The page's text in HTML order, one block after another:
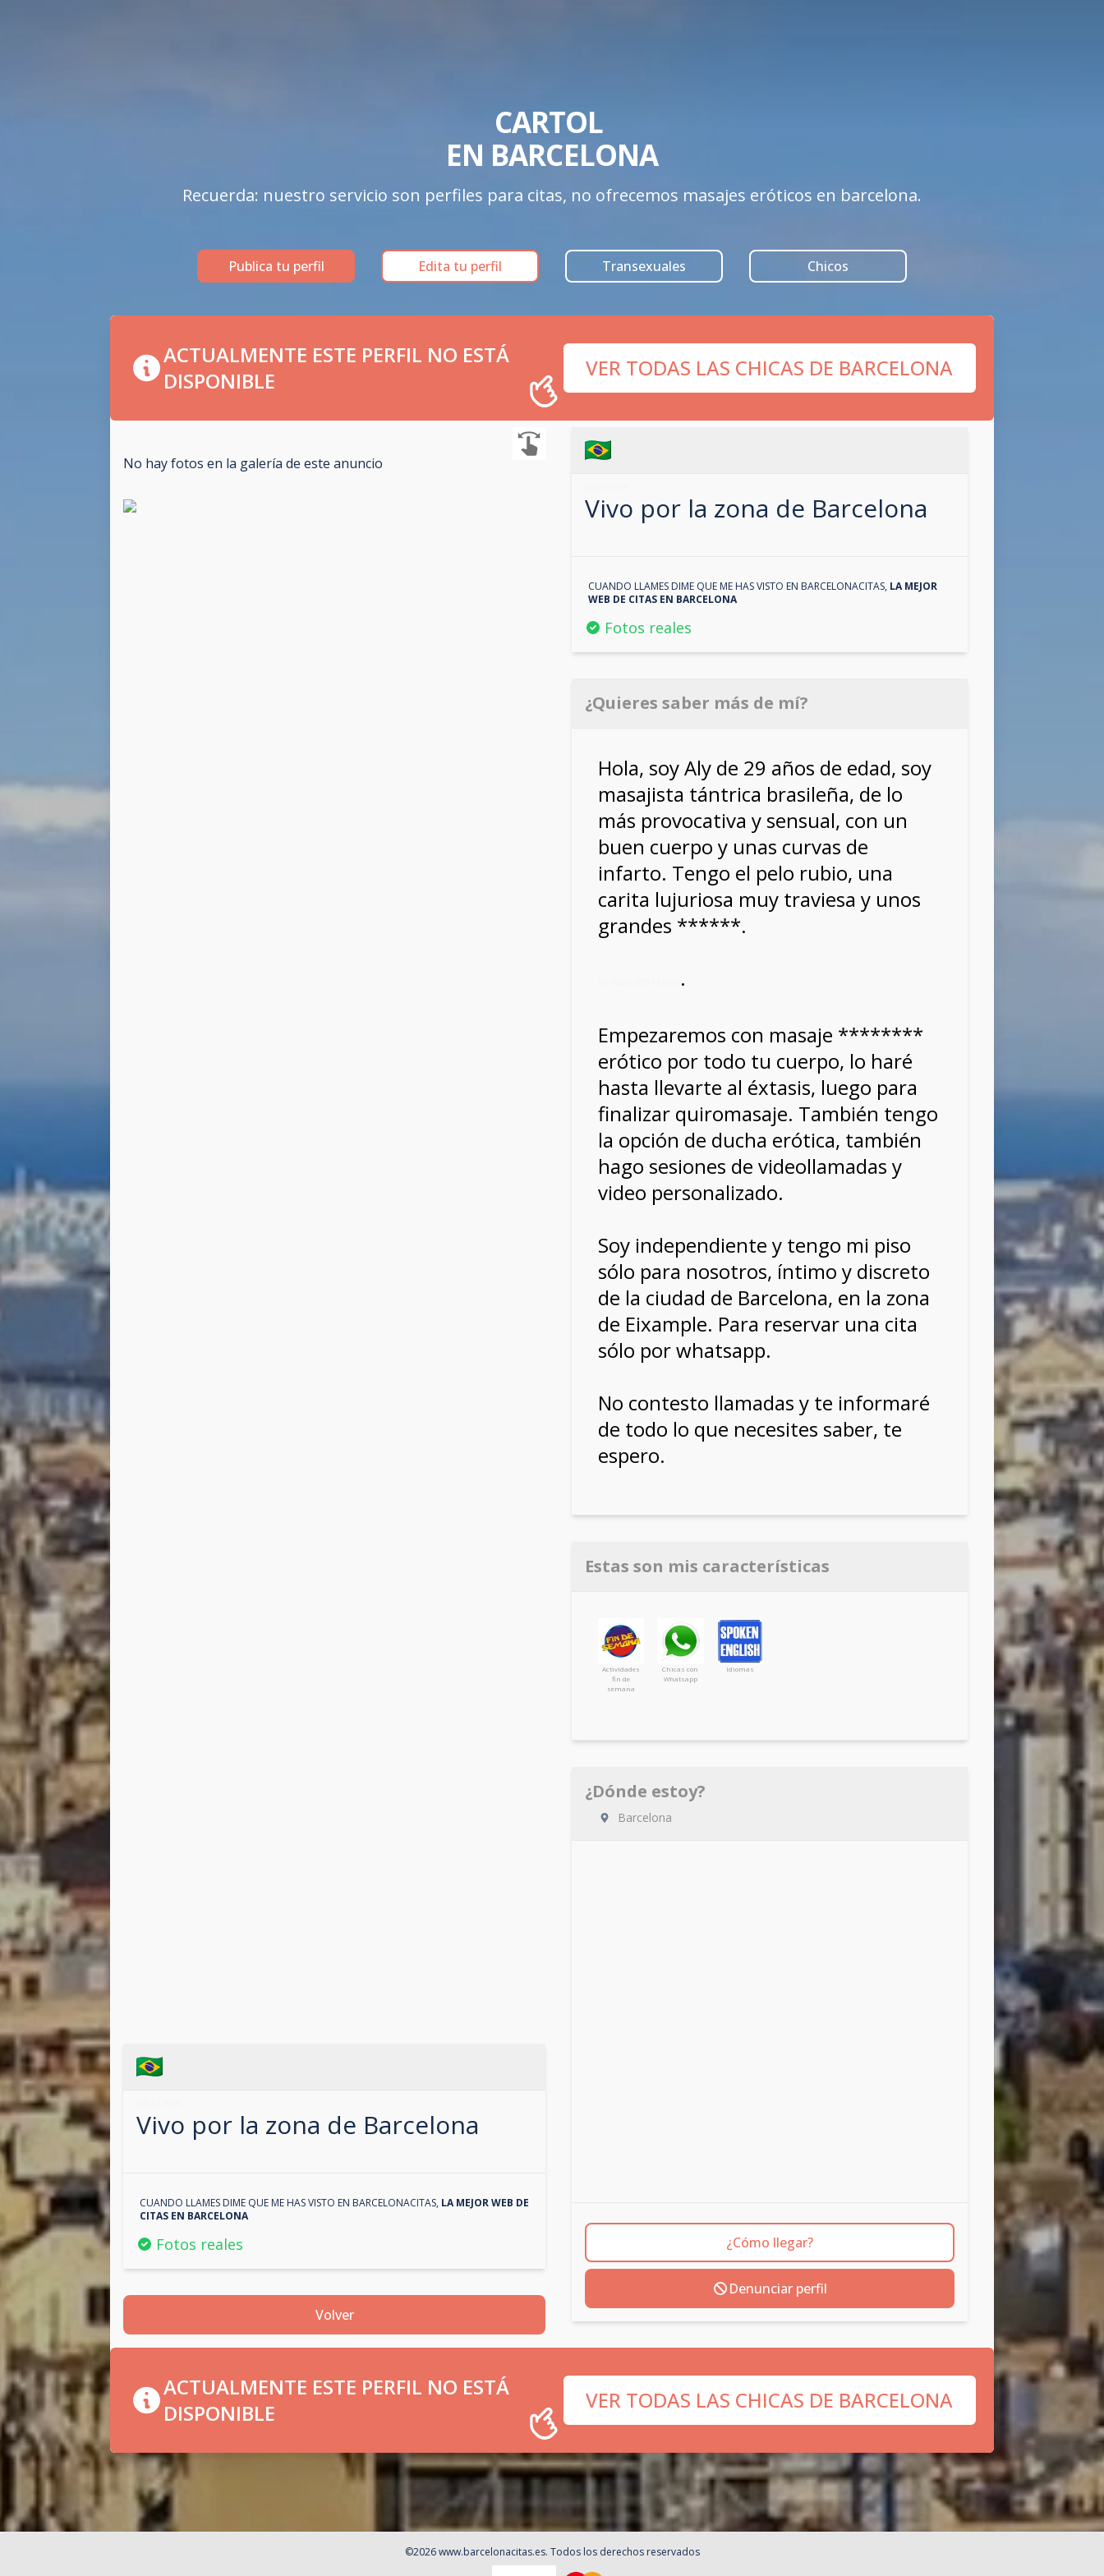
CARTOL
EN BARCELONA
Recuerda: nuestro servicio son perfiles para citas, no ofrecemos masajes eróticos en barcelona.
Publica tu perfil Edita tu perfil Transexuales Chicos
ACTUALMENTE ESTE PERFIL NO ESTÁ
DISPONIBLE
VER TODAS LAS CHICAS DE BARCELONA
No hay fotos en la galería de este anuncio
Vivo por la zona de Barcelona
CUANDO LLAMES DIME QUE ME HAS VISTO EN BARCELONACITAS, LA MEJOR WEB DE
CITAS EN BARCELONA
Fotos reales
Volver
Vivo por la zona de Barcelona
CUANDO LLAMES DIME QUE ME HAS VISTO EN BARCELONACITAS, LA MEJOR
WEB DE CITAS EN BARCELONA
Fotos reales
¿Quieres saber más de mí?
Hola, soy Aly de 29 años de edad, soy
masajista tántrica brasileña, de lo
más provocativa y sensual, con un
buen cuerpo y unas curvas de
infarto. Tengo el pelo rubio, una
carita lujuriosa muy traviesa y unos
grandes ******.
.
Empezaremos con masaje ********
erótico por todo tu cuerpo, lo haré
hasta llevarte al éxtasis, luego para
finalizar quiromasaje. También tengo
la opción de ducha erótica, también
hago sesiones de videollamadas y
video personalizado.
Soy independiente y tengo mi piso
sólo para nosotros, íntimo y discreto
de la ciudad de Barcelona, en la zona
de Eixample. Para reservar una cita
sólo por whatsapp.
No contesto llamadas y te informaré
de todo lo que necesites saber, te
espero.
Estas son mis características
Actividades
fin de
semana
Chicas con
Whatsapp
Idiomas
¿Dónde estoy?
Barcelona
¿Cómo llegar?
Denunciar perfil
ACTUALMENTE ESTE PERFIL NO ESTÁ
DISPONIBLE
VER TODAS LAS CHICAS DE BARCELONA
©2026 www.barcelonacitas.es. Todos los derechos reservados